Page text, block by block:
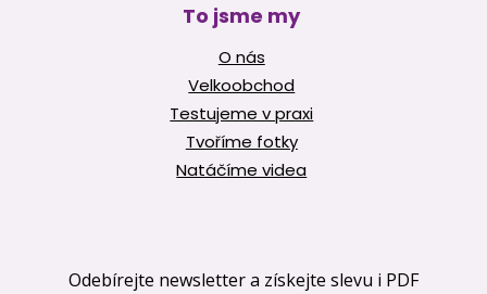
To jsme my
O nás
Velkoobchod
Testujeme v praxi
Tvoříme fotky
Natáčíme videa
Odebírejte newsletter a získejte slevu i PDF